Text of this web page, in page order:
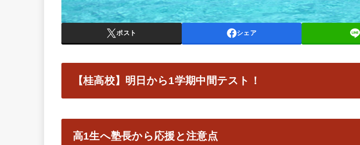
ポスト シェア
【桂高校】明日から1学期中間テスト！
高1生へ塾長から応援と注意点